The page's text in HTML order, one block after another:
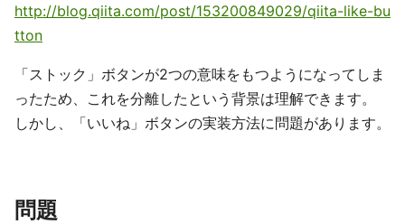
http://blog.qiita.com/post/153200849029/qiita-like-bu
tton
「ストック」ボタンが2つの意味をもつようになってしま
ったため、これを分離したという背景は理解できます。
しかし、「いいね」ボタンの実装方法に問題があります。
問題